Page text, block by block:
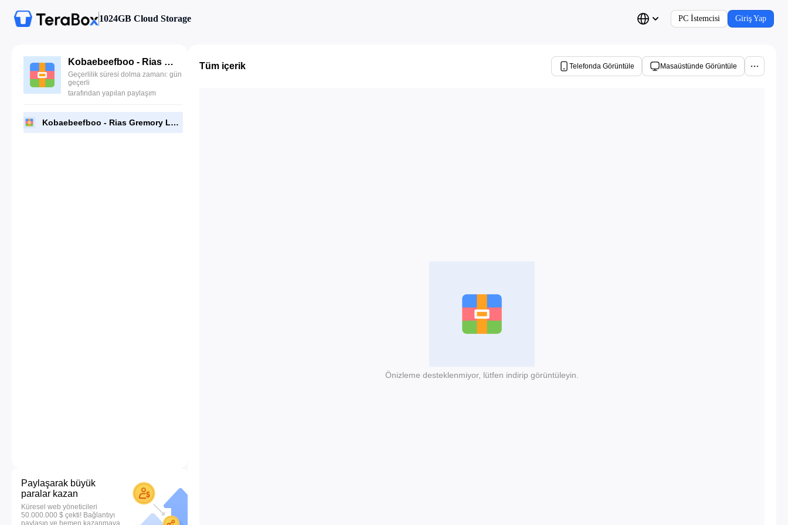
1024GB Cloud Storage PC İstemcisi Giriş Yap
Kobaebeefboo - Rias Gremory Latex Bikini.rar
Geçerlilik süresi dolma zamanı: gün
geçerli
tarafından yapılan paylaşım
Kobaebeefboo - Rias Gremory Latex Bikini.rar
Paylaşarak büyük
paralar kazan
Küresel web yöneticileri
50.000.000 $ çekti! Bağlantıyı
paylaşın ve hemen kazanmaya
Tüm içerik Telefonda Görüntüle Masaüstünde Görüntüle
Önizleme desteklenmiyor, lütfen indirip görüntüleyin.